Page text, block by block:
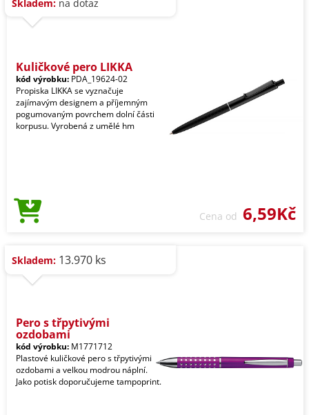
Skladem: na dotaz
Kuličkové pero LIKKA
kód výrobku: PDA_19624-02
Propiska LIKKA se vyznačuje
zajímavým designem a příjemným
pogumovaným povrchem dolní části
korpusu. Vyrobená z umělé hm
Cena od 6,59Kč
Skladem: 13.970 ks
Pero s třpytivými
ozdobami
kód výrobku: M1771712
Plastové kuličkové pero s třpytivými
ozdobami a velkou modrou náplní.
Jako potisk doporučujeme tampoprint.